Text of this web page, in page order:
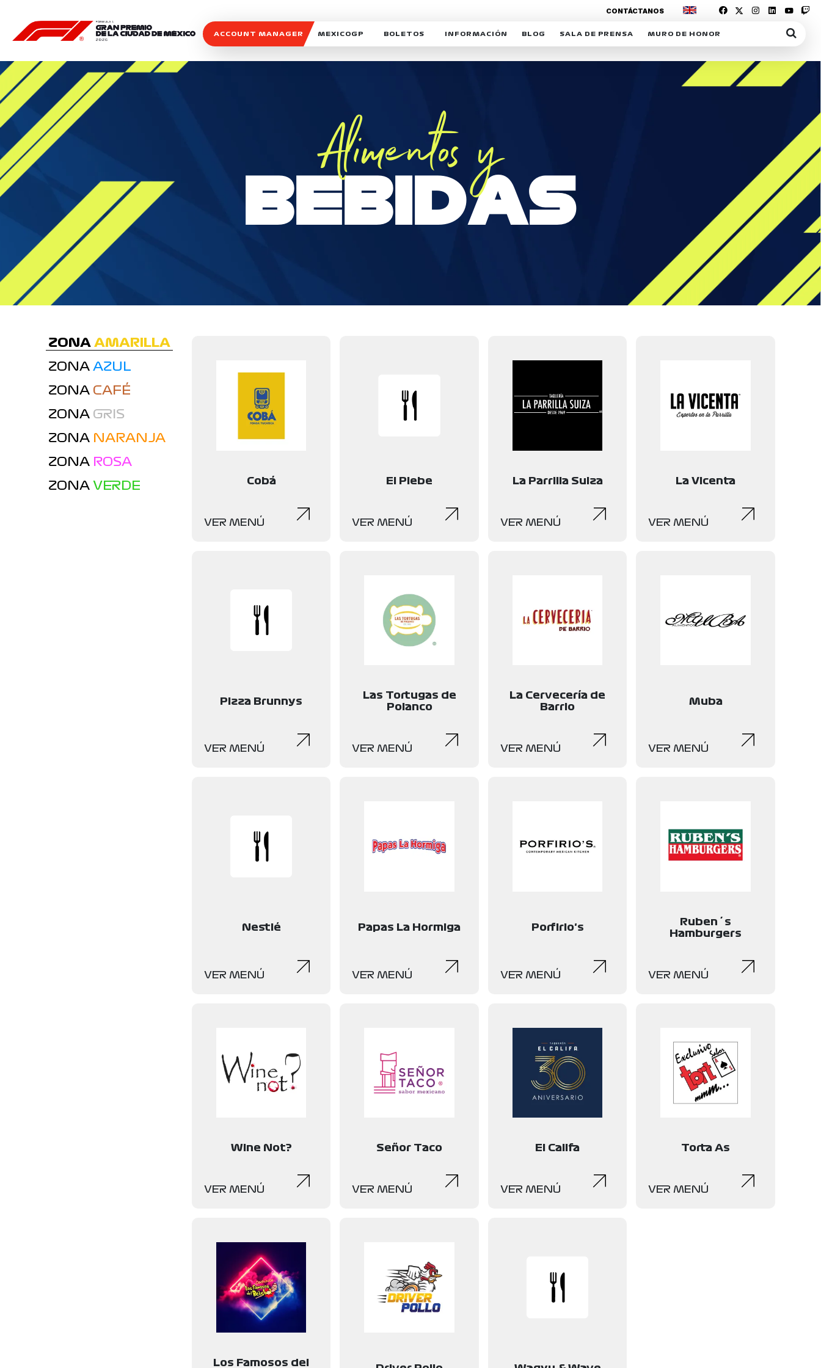
ACCOUNT MANAGER MEXICOGP
GALERIA SOCIAL
CELEBRA CON NOSOTROS
BOLETOS INFORMACIÓN
HORARIOS
REFORESTEMOS JUNTOS
VOLUNTARIOS
EXPOSICIÓN FOTOGRÁFICA
CAMPEONATO
PATROCINADORES
BLOG
NOTICIAS
SALA DE PRENSA
SUSCRIPCIÓN SALA DE PRENSA
MURO DE HONOR
CONTÁCTANOS
Alimentos y
BEBIDAS
ZONA AMARILLA
ZONA AZUL
ZONA CAFÉ
ZONA GRIS
ZONA NARANJA
ZONA ROSA
ZONA VERDE Cobá
VER MENÚ
El Plebe
VER MENÚ
La Parrilla Suiza
VER MENÚ
La Vicenta
VER MENÚ
Pizza Brunnys
VER MENÚ
Las Tortugas de
Polanco
VER MENÚ
La Cervecería de
Barrio
VER MENÚ
Muba
VER MENÚ
Nestlé
VER MENÚ
Papas La Hormiga
VER MENÚ
Porfirio's
VER MENÚ
Ruben´s
Hamburgers
VER MENÚ
Wine Not?
VER MENÚ
Señor Taco
VER MENÚ
El Califa
VER MENÚ
Torta As
VER MENÚ
Los Famosos del